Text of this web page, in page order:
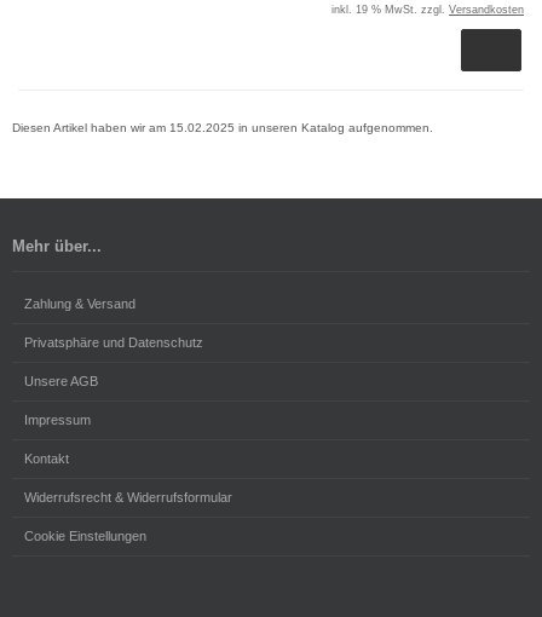
inkl. 19 % MwSt. zzgl. Versandkosten
Diesen Artikel haben wir am 15.02.2025 in unseren Katalog aufgenommen.
Mehr über...
Zahlung & Versand
Privatsphäre und Datenschutz
Unsere AGB
Impressum
Kontakt
Widerrufsrecht & Widerrufsformular
Cookie Einstellungen